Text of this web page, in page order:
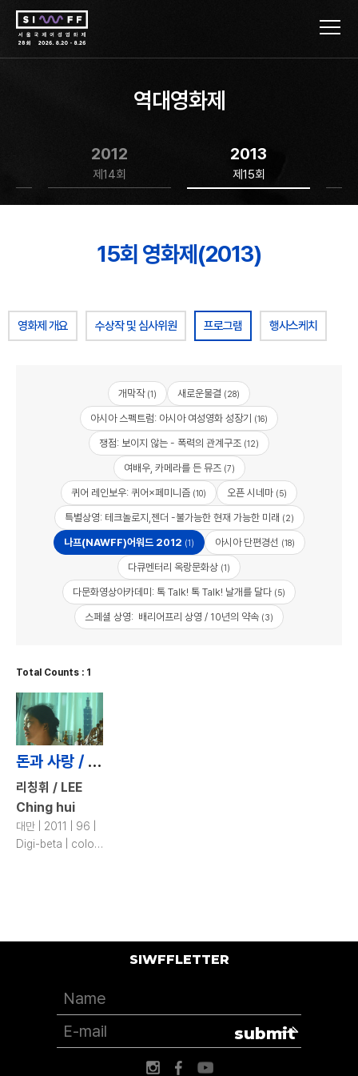
역대영화제
2012
제14회
2013
제15회
15회 영화제(2013)
영화제 개요 수상작 및 심사위원 프로그램 행사스케치
개막작(1) 새로운물결 (28)
아시아 스펙트럼: 아시아 여성영화 성장기 (16)
쟁점: 보이지 않는 - 폭력의 관계구조 (12)
여배우, 카메라를 든 뮤즈(7)
퀴어 레인보우: 퀴어×페미니즘 (10) 오픈 시네마 (5)
특별상영: 테크놀로지,젠더 -불가능한 현재 가능한 미래 (2)
나프(NAWFF)어워드 2012 (1) 아시아 단편경선 (18)
다큐멘터리 옥랑문화상 (1)
다문화영상아카데미: 톡 Talk! 톡 Talk! 날개를 달다 (5)
스페셜 상영: 배리어프리 상영 / 10년의 약속 (3)
Total Counts : 1
돈과 사랑 / Money and Honey
리칭휘 / LEE
Ching hui
대만 | 2011 | 96 |
Digi-beta | color,
SIWFFLETTER
submit